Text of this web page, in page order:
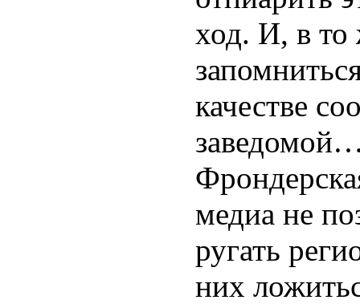
ход. И, в то
качестве
медиа не
ругать
них